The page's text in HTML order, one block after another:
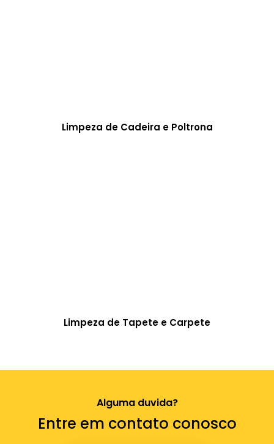
Limpeza de Cadeira e Poltrona
Limpeza de Tapete e Carpete
Alguma duvida?
Entre em contato conosco